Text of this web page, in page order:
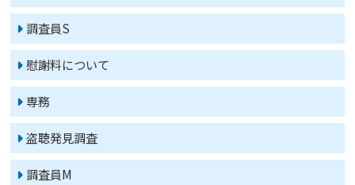
調査員S
慰謝料について
専務
盗聴発見調査
調査員M